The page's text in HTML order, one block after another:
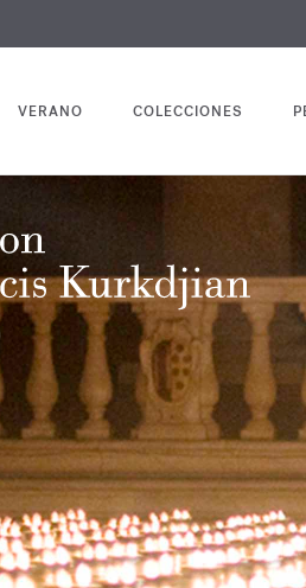
VERANO COLECCIONES